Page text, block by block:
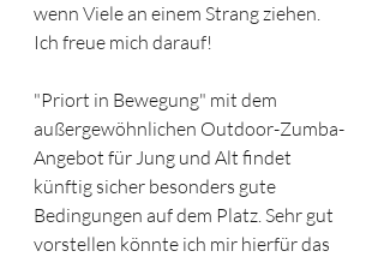
wenn Viele an einem Strang ziehen.
Ich freue mich darauf!
"Priort in Bewegung" mit dem
außergewöhnlichen Outdoor-Zumba-
Angebot für Jung und Alt findet
künftig sicher besonders gute
Bedingungen auf dem Platz. Sehr gut
vorstellen könnte ich mir hierfür das